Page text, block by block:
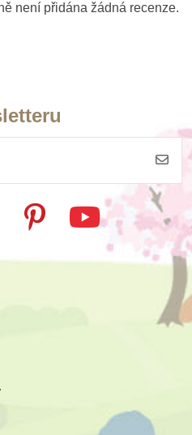
není přidána žádná recenze.